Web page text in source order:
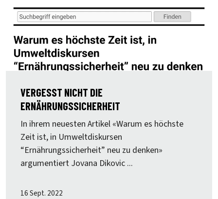
VERGESST NICHT DIE
ERNÄHRUNGSSICHERHEIT
In ihrem neuesten Artikel «Warum es höchste
Zeit ist, in Umweltdiskursen
“Ernährungssicherheit” neu zu denken»
argumentiert Jovana Dikovic ...
16 Sept. 2022